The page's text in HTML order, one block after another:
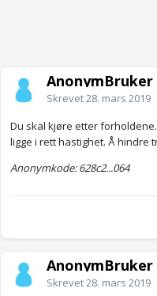
AnonymBruker
Skrevet28. mars 2019
Du skal kjøre etter
ligge i rett hastighet. Å hindre
Anonymkode: 628c2...064
AnonymBruker
Skrevet28. mars 2019